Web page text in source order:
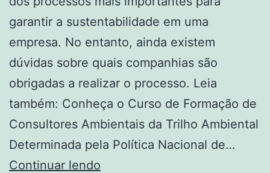
garantir a sustentabilidade em uma
empresa. No entanto, ainda existem
dúvidas sobre quais companhias são
obrigadas a realizar o processo. Leia
também: Conheça o Curso de Formação de
Consultores Ambientais da Trilho Ambiental
Determinada pela Política Nacional de…
Continuar lendo